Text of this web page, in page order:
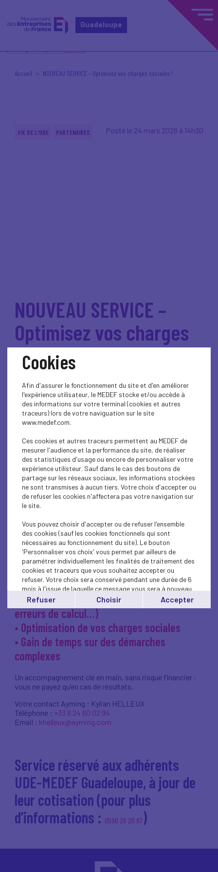
Guadeloupe
Accueil NOUVEAU SERVICE – Optimisez vos charges sociales !
VIE DE L'UDE PARTENAIRES Posté le 24 mars 2026 à 14h30
NOUVEAU SERVICE –
Optimisez vos charges
sociales !
L’UDE-MEDEF Guadeloupe
renforce son
accompagnement des
entreprises en déployant un
nouveau service dédié à
l’optimisation de vos charges
sociales et à la récupération
des sommes qui vous sont
dues.
En partenariat avec Ayming, ce dispositif
vous permet de :
• Récupération de sommes dues (IJSS,
erreurs de calcul…)
• Optimisation de vos charges sociales
• Gain de temps sur des démarches
complexes
Un accompagnement clé en main, sans risque financier :
vous ne payez qu’en cas de résultats.
Votre contact Ayming : Kylian HELLEUX
Téléphone : +33 6 24 60 02 94
Email : khelleux@ayming.com
Service réservé aux adhérents
UDE-MEDEF Guadeloupe, à jour de
leur cotisation (pour plus
d’informations : 0590 26 20 87)
Cookies
Afin d'assurer le fonctionnement du site et d'en améliorer
l'expérience utilisateur, le MEDEF stocke et/ou accède à
des informations sur votre terminal (cookies et autres
traceurs) lors de votre naviguation sur le site
www.medef.com.
Ces cookies et autres traceurs permettent au MEDEF de
mesurer l'audience et la performance du site, de réaliser
des statistiques d'usage ou encore de personnaliser votre
expérience utilisteur. Sauf dans le cas des boutons de
partage sur les réseaux sociaux, les informations stockées
ne sont transmises à aucun tiers. Votre choix d'accepter ou
de refuser les cookies n'affectera pas votre navigation sur
le site.
Vous pouvez choisir d'accepter ou de refuser l'ensemble
des cookies (sauf les cookies fonctionnels qui sont
nécessaires au fonctionnement du site). Le bouton
'Personnaliser vos choix' vous permet par ailleurs de
paramétrer individuellement les finalités de traitement des
cookies et traceurs que vous souhaitez accepter ou
refuser. Votre choix sera conservé pendant une durée de 6
mois à l'issue de laquelle ce message vous sera à nouveau
affiché..
Vous pouvez modifier votre choix à tout moment en
cliquant sur le lien'cookies'
Refuser Choisir Accepter